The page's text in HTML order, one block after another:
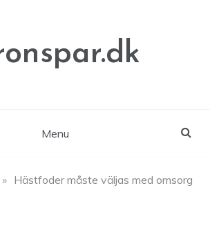
Menu
» Hästfoder måste väljas med omsorg